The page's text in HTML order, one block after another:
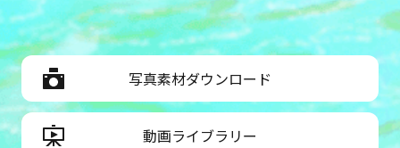
写真素材ダウンロード
動画ライブラリー